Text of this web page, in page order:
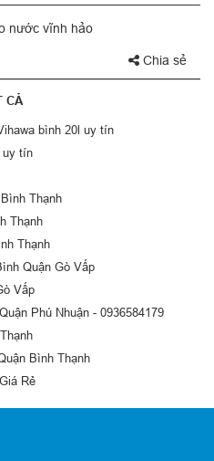
nước vĩnh hảo
Chia sẻ
CẢ
bình 20l uy tín
uy tín
Thạnh
Thạnh
Thạnh
Quận Gò Vấp
Vấp
Phú Nhuận - 0936584179
Bình Thạnh
Rẻ